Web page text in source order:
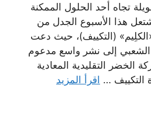
تجاه أحد الحلول الممكنة
هذا الأسبوع الجدل من
(التكييف)، حيث دعت
الشعبي إلى نشر واسع مدعوم
الخضر التقليدية المعادية
التكييف … اقرأ المزيد